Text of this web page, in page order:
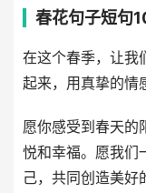
春花句子短句
在这个春季，让我
起来，用真挚的情
愿你感受到春天的
悦和幸福。愿我们
己，共同创造美好